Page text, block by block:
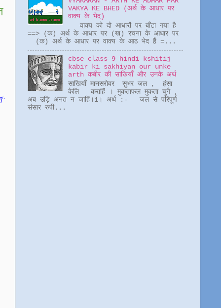
'
VAKYA KE BHED (अर्थ के आधार पर
वाक्य के भेद)
वाक्य को दो आधारों पर बाँटा गया है
==> (क) अर्थ के आधार पर (ख) रचना के आधार पर
(क) अर्थ के आधार पर वाक्य के आठ भेद हैं =...
cbse class 9 hindi kshitij
kabir ki sakhiyan our unke
arth कबीर की साखियाँ और उनके अर्थ
साखियाँ मानसरोवर सुभर जल , हंसा
केलि कराहिं । मुकताफल मुकता चुगै ,
अब उड़ि अनत न जाहिं।1। अर्थ :- जल से परिपूर्ण
संसार रुपी...